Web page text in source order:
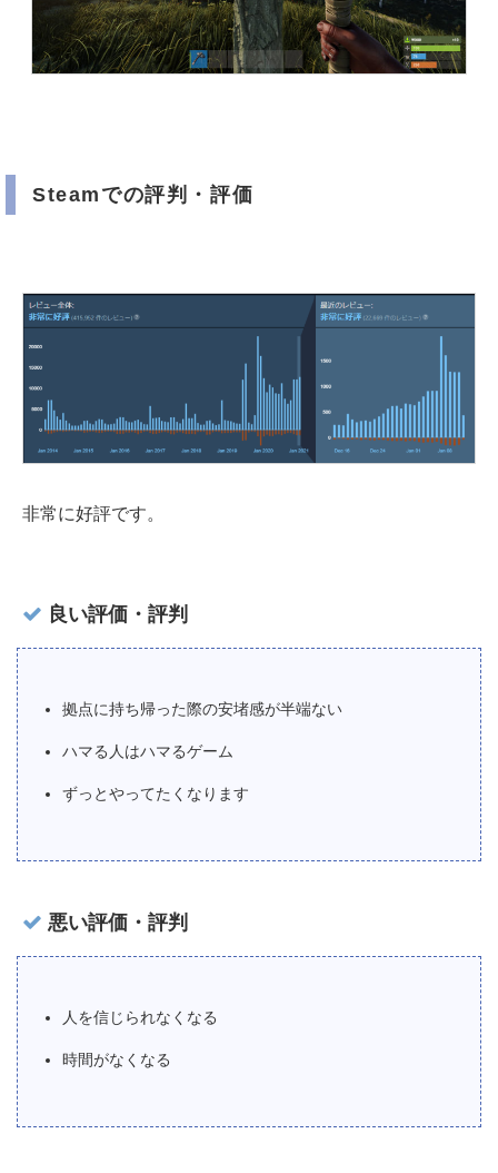
Steamでの評判・評価
非常に好評です。
良い評価・評判
拠点に持ち帰った際の安堵感が半端ない
ハマる人はハマるゲーム
ずっとやってたくなります
悪い評価・評判
人を信じられなくなる
時間がなくなる